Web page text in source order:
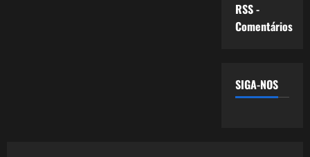
RSS -
Comentários
SIGA-NOS